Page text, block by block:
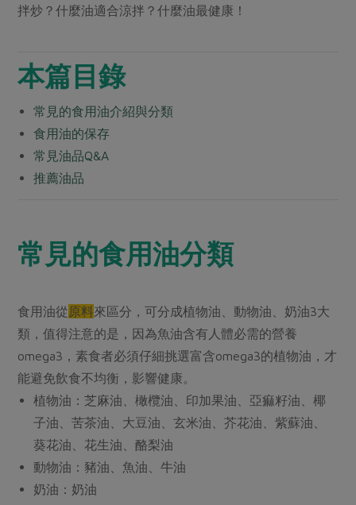
拌炒？什麼油適合涼拌？什麼油最健康！
本篇目錄
常見的食用油介紹與分類
食用油的保存
常見油品Q&A
推薦油品
常見的食用油分類
食用油從 原料來區分，可分成植物油、動物油、奶油3大
類，值得注意的是，因為魚油含有人體必需的營養
omega3，素食者必須仔細挑選富含omega3的植物油，才
能避免飲食不均衡，影響健康。
植物油：芝麻油、橄欖油、印加果油、亞痲籽油、椰
子油、苦茶油、大豆油、玄米油、芥花油、紫蘇油、
葵花油、花生油、酪梨油
動物油：豬油、魚油、牛油
奶油：奶油